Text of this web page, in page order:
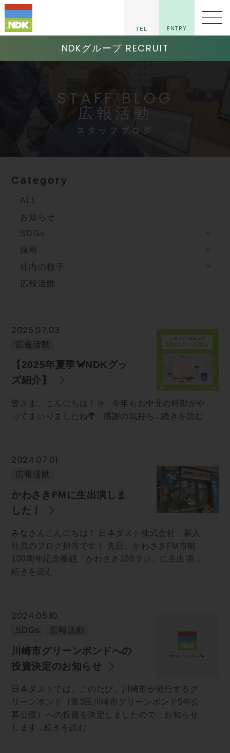
TEL ENTRY
NDKグループ RECRUIT
STAFF BLOG
広報活動
スタッフブログ
Category
ALL
お知らせ
SDGs
採用
社内の様子
広報活動
2025.07.03
広報活動
【2025年夏季🦀NDKグッ
ズ紹介】
皆さま、こんにちは！🌞 今年もお中元の時期がや
ってまいりましたね🎐 感謝の気持ち...続きを読む
2024.07.01
広報活動
かわさきFMに生出演しま
した！
みなさんこんにちは！ 日本ダスト株式会社 新入
社員のブログ担当です！ 先日、かわさきFM市制
100周年記念番組「かわさき100ラジ」に生出演...
続きを読む
2024.05.10
SDGs 広報活動
川崎市グリーンボンドへの
投資決定のお知らせ
日本ダストでは、このたび、川崎市が発行するグ
リーンボンド（第3回川崎市グリーンボンド5年公
募公債）への投資を決定しましたので、お知らせ
します...続きを読む